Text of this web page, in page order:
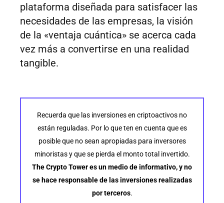
plataforma diseñada para satisfacer las
necesidades de las empresas, la visión
de la «ventaja cuántica» se acerca cada
vez más a convertirse en una realidad
tangible.
Recuerda que las inversiones en criptoactivos no
están reguladas. Por lo que ten en cuenta que es
posible que no sean apropiadas para inversores
minoristas y que se pierda el monto total invertido.
The Crypto Tower es un medio de informativo, y no
se hace responsable de las inversiones realizadas
por terceros.